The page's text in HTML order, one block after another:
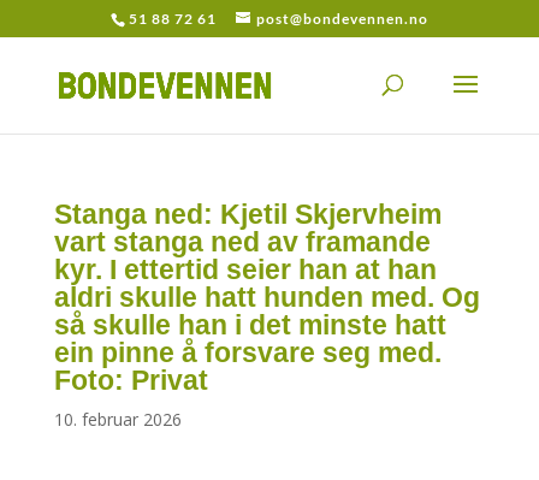
51 88 72 61 post@bondevennen.no
Stanga ned: Kjetil Skjervheim
vart stanga ned av framande
kyr. I ettertid seier han at han
aldri skulle hatt hunden med. Og
så skulle han i det minste hatt
ein pinne å forsvare seg med.
Foto: Privat
10. februar 2026